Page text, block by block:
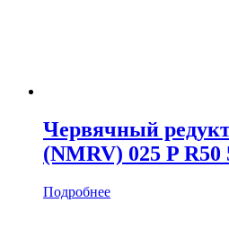
Червячный
(NMRV) 025 P R50
Подробнее